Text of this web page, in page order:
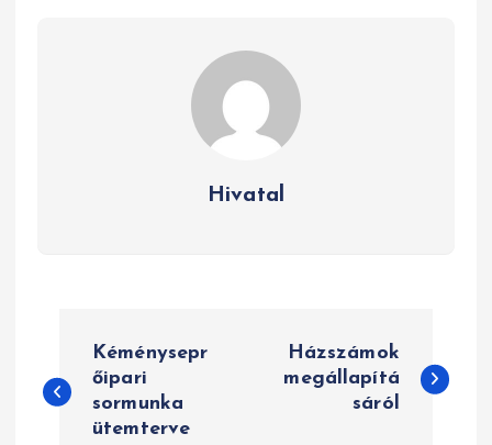
Hivatal
e
Kéménysepr
őipari
sormunka
ütemterve
Házszámok
megállapítá
sáról